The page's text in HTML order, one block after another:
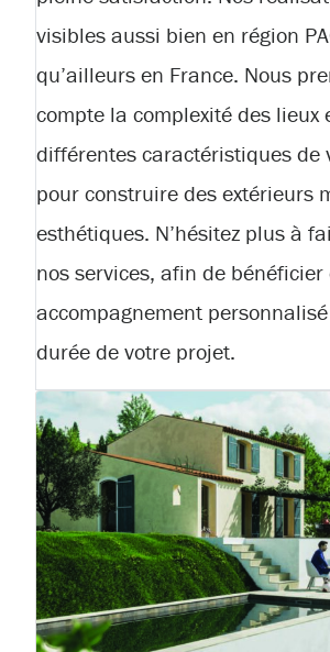
visibles aussi bien en région
qu’ailleurs en France. Nous
compte la complexité des lieux
différentes caractéristiques de
pour construire des extérieurs
esthétiques. N’hésitez plus à
nos services, afin de bénéficier
accompagnement
durée de votre projet.